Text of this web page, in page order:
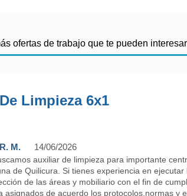
ofertas de trabajo que te pueden interesar
Limpieza 6x1
M. 14/06/2026
auxiliar de limpieza para importante
de Quilicura. Si tienes experiencia en ejecutar
de las áreas y mobiliario con el fin de
asignados de acuerdo los protocolos,normas y